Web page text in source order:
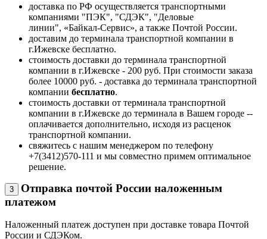
доставка по РФ осуществляется транспортными
компаниями "ПЭК", "СДЭК", "Деловые
линии", «Байкал-Сервис», а также Почтой России.
доставим до терминала транспортной компании в
г.Ижевске бесплатно.
стоимость доставки до терминала транспортной
компании в г.Ижевске - 200 руб. При стоимости заказа
более 10000 руб. - доставка до терминала транспортной
компании бесплатно.
стоимость доставки от терминала транспортной
компании в г.Ижевске до терминала в Вашем городе --
оплачивается дополнительно, исходя из расценок
транспортной компании.
свяжитесь с нашим менеджером по телефону
+7(3412)570-111 и мы совместно примем оптимальное
решение.
3
Отправка почтой России наложенным
платежом
Наложенный платеж доступен при доставке товара Почтой
России и СДЭКом.